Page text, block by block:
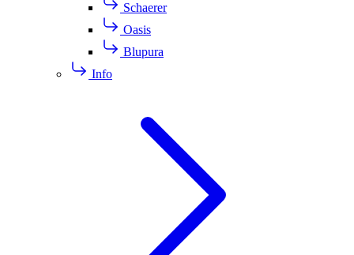
Schaerer
Oasis
Blupura
Info